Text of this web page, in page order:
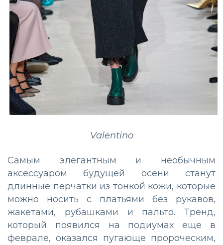
Valentino
Самым элегантным и необычным
аксессуаром будущей осени станут
длинные перчатки из тонкой кожи, которые
можно носить с платьями без рукавов,
жакетами, рубашками и пальто. Тренд,
который появился на подиумах еще в
феврале, оказался пугающе пророческим,